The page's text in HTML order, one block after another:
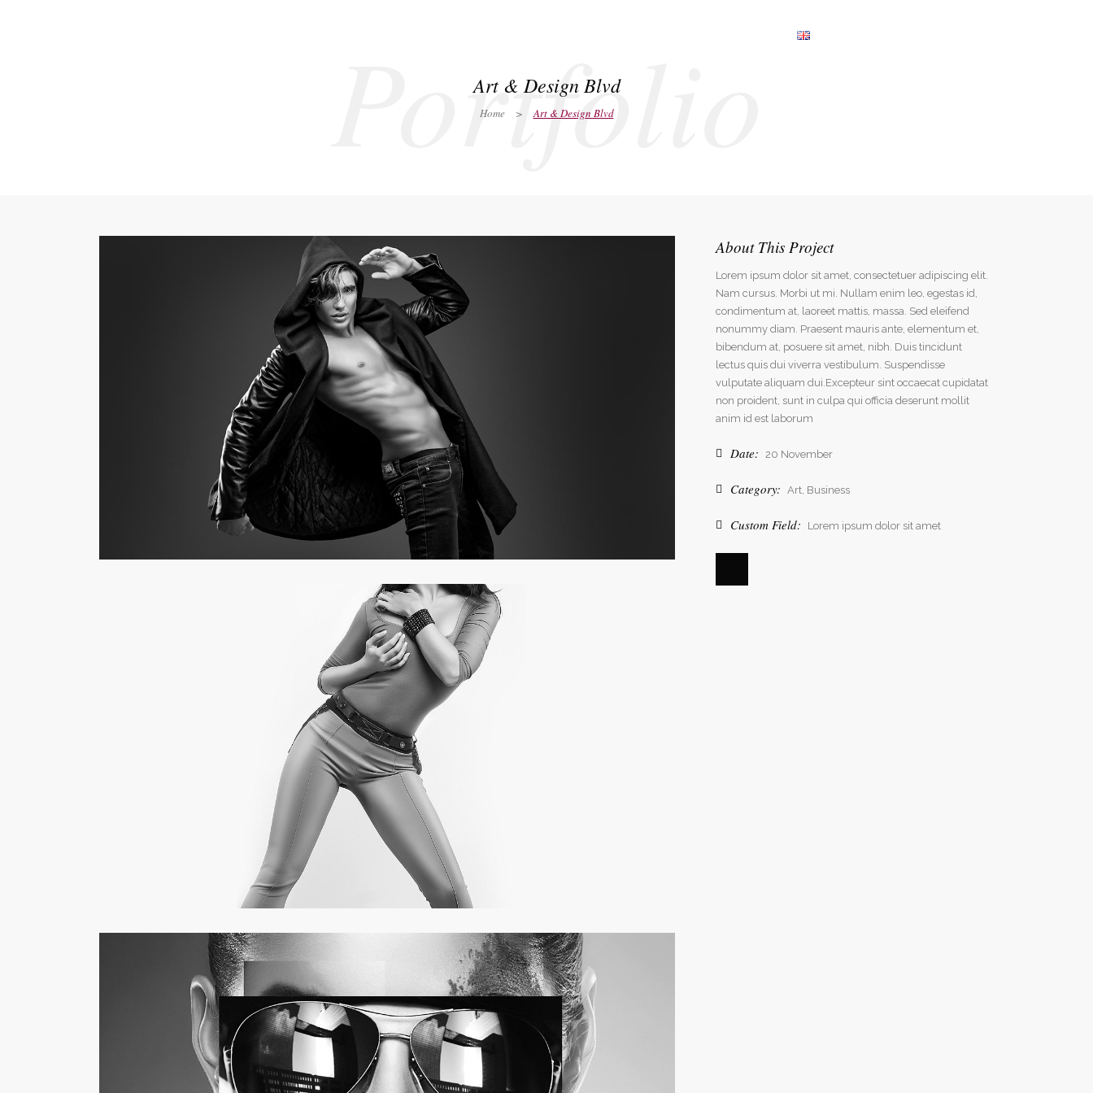
Portfolio
Art & Design Blvd
Home > Art & Design Blvd
About This Project
Lorem ipsum dolor sit amet, consectetuer adipiscing elit.
Nam cursus. Morbi ut mi. Nullam enim leo, egestas id,
condimentum at, laoreet mattis, massa. Sed eleifend
nonummy diam. Praesent mauris ante, elementum et,
bibendum at, posuere sit amet, nibh. Duis tincidunt
lectus quis dui viverra vestibulum. Suspendisse
vulputate aliquam dui.Excepteur sint occaecat cupidatat
non proident, sunt in culpa qui officia deserunt mollit
anim id est laborum
Date: 20 November
Category: Art, Business
Custom Field: Lorem ipsum dolor sit amet
Unsere Leistungen